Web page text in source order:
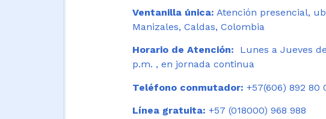
Ventanilla única: Atención presencial,
Manizales, Caldas, Colombia
Horario de Atención:
Lunes a Jueves
p.m. , en jornada continua
Teléfono conmutador: +57(606) 892 80
Línea gratuita: +57 (018000) 968 988